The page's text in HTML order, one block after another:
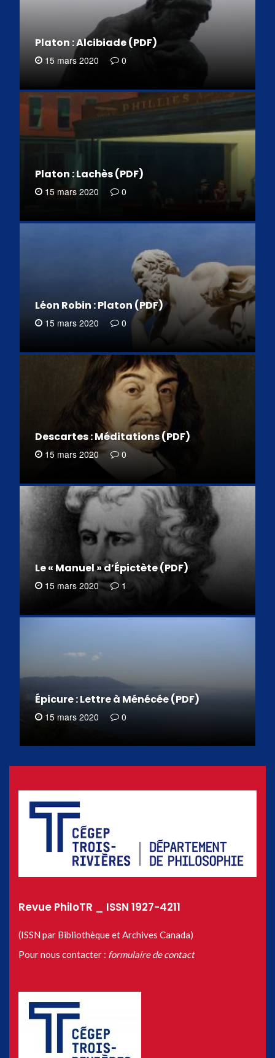
Platon : Alcibiade (PDF)
15 mars 2020 0
Platon : Lachès (PDF)
15 mars 2020 0
Léon Robin : Platon (PDF)
15 mars 2020 0
Descartes : Méditations (PDF)
15 mars 2020 0
Le « Manuel » d’Épictète (PDF)
15 mars 2020 1
Épicure : Lettre à Ménécée (PDF)
15 mars 2020 0
Revue PhiloTR _ ISSN 1927-4211
(ISSN par Bibliothèque et Archives Canada)
Pour nous contacter : formulaire de contact